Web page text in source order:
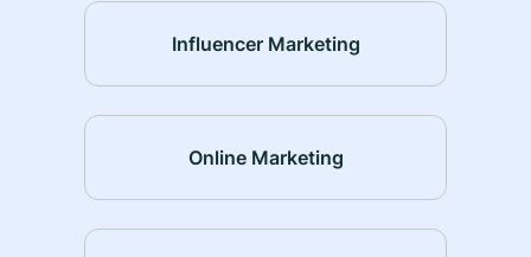
Influencer Marketing
Online Marketing